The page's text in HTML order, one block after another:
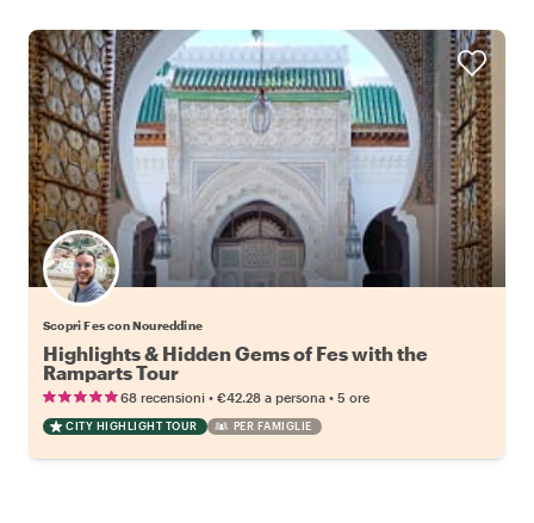
Scopri Fes con Noureddine
Highlights & Hidden Gems of Fes with the
Ramparts Tour
68 recensioni • €42.28 a persona • 5 ore
CITY HIGHLIGHT TOUR PER FAMIGLIE